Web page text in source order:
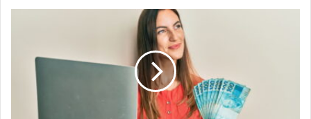
permitem
trabalhar